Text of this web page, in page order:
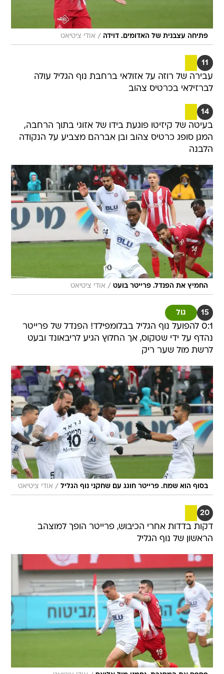
פתיחה עצבנית של האדומים. דוידה / אודי ציטיאט
11
עבירה של רוזה על אזולאי ברחבת נוף הגליל עולה
לברזילאי בכרטיס צהוב
14
בעיטה של קיזיטו פוגעת בידו של אזוגי בתוך הרחבה,
המגן סופג כרטיס צהוב ובן אברהם מצביע על הנקודה
הלבנה
החמיץ את הפנדל. פרייטר בועט / אודי ציטיאט
15 גול
0:1 להפועל נוף הגליל בבלומפילד! הפנדל של פרייטר
נהדף על ידי שטקוס, אך החלוץ הגיע לריבאונד ובעט
לרשת מול שער ריק
בסוף הוא שמח. פרייטר חוגג עם שחקני נוף הגליל / אודי ציטיאט
20
דקות בדדות אחרי הכיבוש, פרייטר הופך למוצהב
הראשון של נוף הגליל